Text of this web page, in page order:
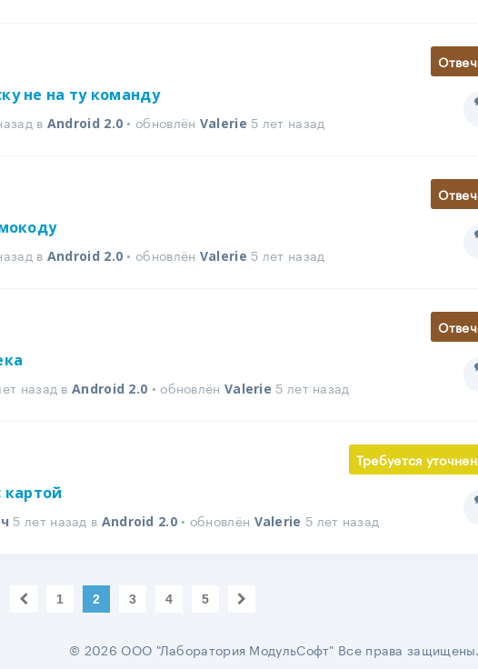
не на ту команду
в Android 2.0 • обновлён Valerie 5 лет назад
в Android 2.0 • обновлён Valerie 5 лет назад
назад в Android 2.0 • обновлён Valerie 5 лет назад
Требуется
картой
5 лет назад в Android 2.0• обновлён Valerie 5 лет назад
1 2 3 4 5
© 2026 ООО "Лаборатория МодульСофт" Все права защищены.